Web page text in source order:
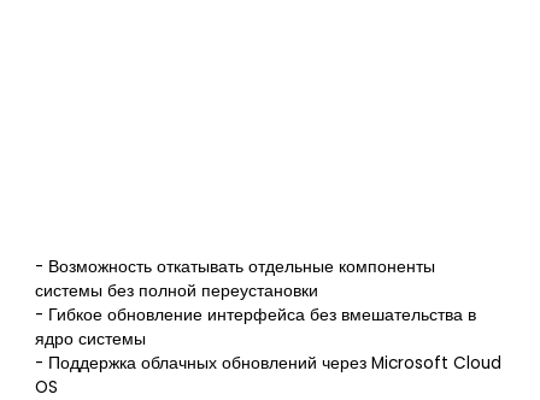
- Возможность откатывать отдельные компоненты
системы без полной переустановки
- Гибкое обновление интерфейса без вмешательства в
ядро системы
- Поддержка облачных обновлений через Microsoft Cloud
OS